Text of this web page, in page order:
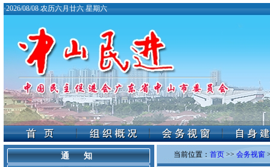
·2026/08/08 农历六月廿六 星期六
通 知
当前位置： 首页 >> 会务视窗